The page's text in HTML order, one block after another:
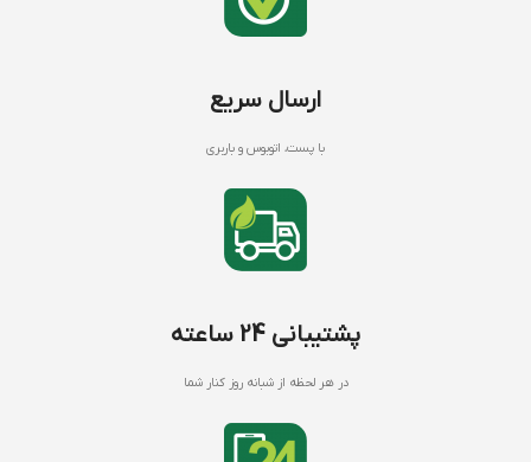
ارسال سریع
با پست، اتوبوس و باربری
پشتیبانی 24 ساعته
در هر لحظه از شبانه روز کنار شما